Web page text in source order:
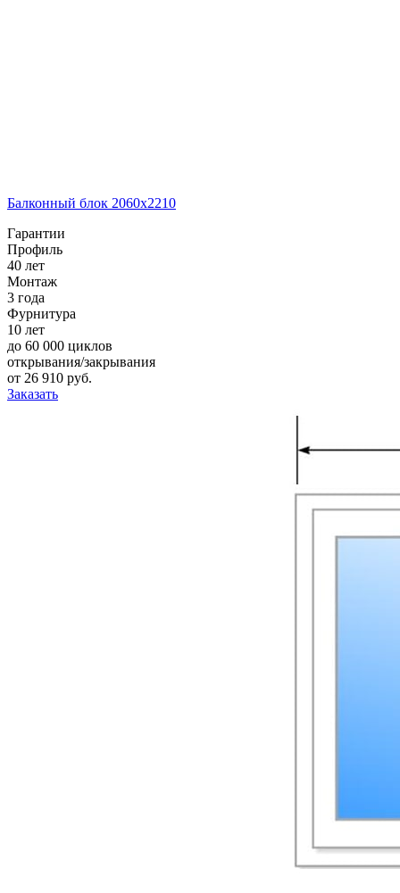
Балконный блок 2060х2210
Гарантии
Профиль
40 лет
Монтаж
3 года
Фурнитура
10 лет
до 60 000 циклов
открывания/закрывания
от 26 910 pуб.
Заказать